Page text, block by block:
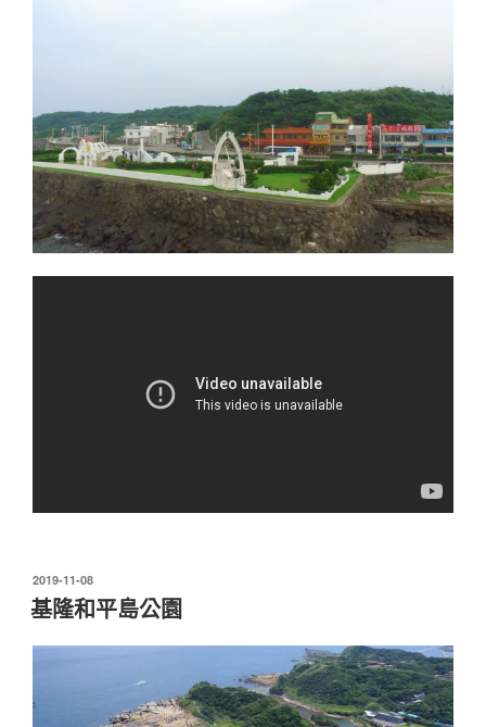
發
佈
於
2019-11-08
基隆和平島公園